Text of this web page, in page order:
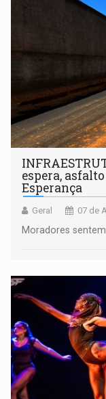
espera,
Esperança
Geral 07 de
Moradores